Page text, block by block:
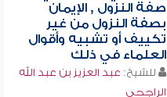
صفة النزول , الإيمان
بصفة النزول من غير
تكييف أو تشبيه وأقوال
العلماء في ذلك
للشيخ: عبد العزيز بن عبد الله
الراجحي